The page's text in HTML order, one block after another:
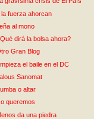
la fuerza ahorcan
al mono
dirá la bolsa ahora?
Gran Blog
el baile en el DC
Sanomat
o altar
queremos
da una piedra